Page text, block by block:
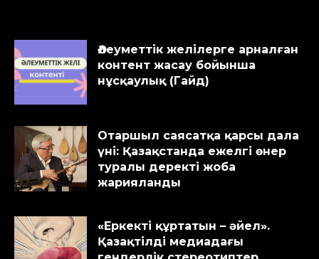
Әлеуметтік желілерге арналған
контент жасау бойынша
нұсқаулық (Гайд)
Отаршыл саясатқа қарсы дала
үні: Қазақстанда ежелгі өнер
туралы деректі жоба
жарияланды
«Еркекті құртатын – әйел».
Қазақтілді медиадағы